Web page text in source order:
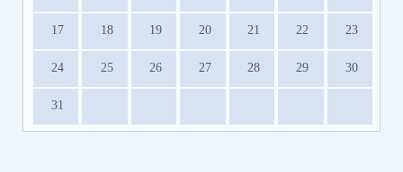
17 18 19 20 21 22 23
24 25 26 27 28 29 30
31